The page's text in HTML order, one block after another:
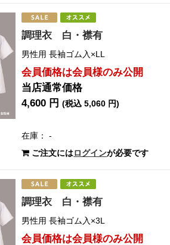
調理衣 白・襟有
男性用 長袖ゴム入×LL
会員価格は会員様のみ公開
当店通常価格
4,600 円(税込 5,060 円)
在庫： -
ご注文にはログインが必要です
調理衣 白・襟有
男性用 長袖ゴム入×3L
会員価格は会員様のみ公開